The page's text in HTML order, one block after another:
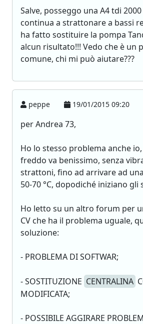
Salve, posseggo una A4 tdi
continua a strattonare a bassi
ha fatto sostituire la pompa
alcun risultato!!! Vedo che è un
comune, chi mi può aiutare???
peppe 19/01/2015 09:20
per Andrea 73,
Ho lo stesso problema anche
freddo va benissimo, senza
strattoni, fino ad arrivare ad
50-70 °C, dopodiché iniziano
Ho letto su un altro forum per
CV che ha il problema uguale,
soluzione:
- PROBLEMA DI SOFTWAR;
- SOSTITUZIONE CENTRALINA
MODIFICATA;
- POSSIBILE AGGIRARE